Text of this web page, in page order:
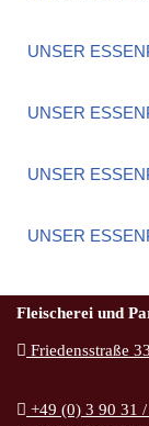
UNSER
UNSER
UNSER
UNSER
Fleischerei und
Friedensstraße
+49 (0) 3 90 31